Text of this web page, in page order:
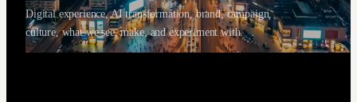
Digital experience, AI transformation, brand, campaign,
culture, what we see, make, and experiment with.